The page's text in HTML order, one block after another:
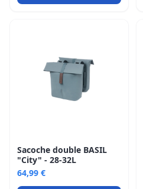
Sacoche double BASIL
"City" - 28-32L
64,99 €